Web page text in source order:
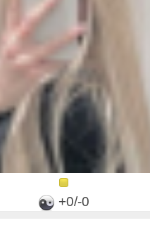
+0/-0